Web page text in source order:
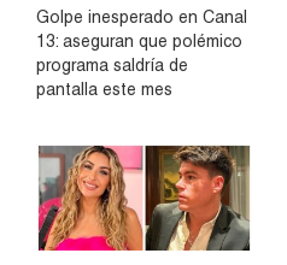
Golpe inesperado en Canal
13: aseguran que polémico
programa saldría de
pantalla este mes